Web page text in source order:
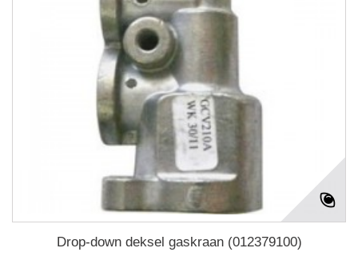
Drop-down deksel gaskraan (012379100)